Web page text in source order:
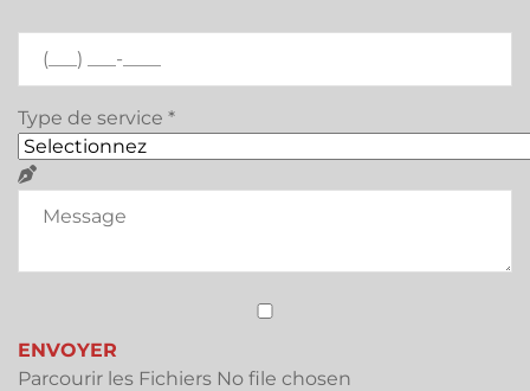
Type de service *
ENVOYER
Parcourir les Fichiers No file chosen